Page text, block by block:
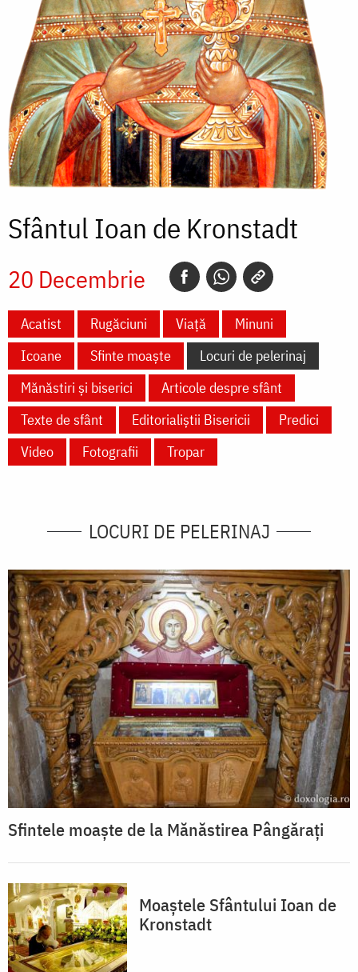
Sfântul Ioan de Kronstadt
20 Decembrie
Acatist Rugăciuni Viață
Minuni
Icoane
Sfinte moaște
Locuri de pelerinaj
Mănăstiri și biserici
Articole despre sfânt
Texte de sfânt
Editorialiștii Bisericii
Predici
Video
Fotografii Tropar
LOCURI DE PELERINAJ
Sfintele moaște de la Mănăstirea Pângărați
Moaştele Sfântului Ioan de
Kronstadt